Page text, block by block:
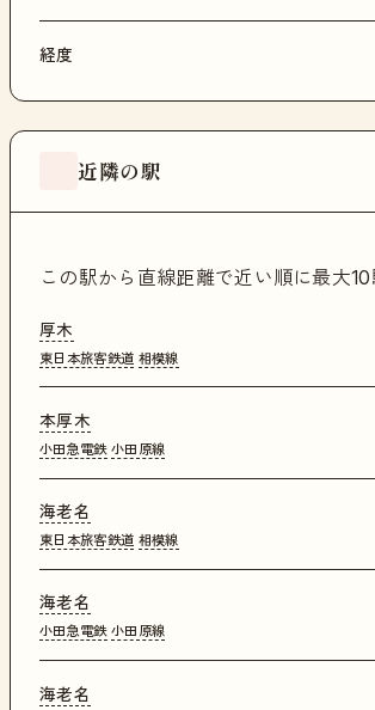
経度
近隣の駅
この駅から直線距離で近い順に最大
厚木
東日本旅客鉄道 相模線
本厚木
小田急電鉄 小田原線
海老名
東日本旅客鉄道 相模線
海老名
小田急電鉄 小田原線
海老名